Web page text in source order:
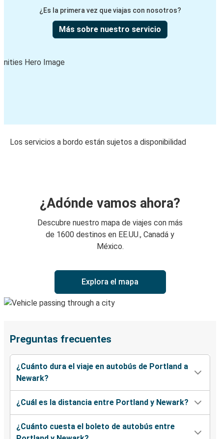
¿Es la primera vez que viajas con nosotros?
Más sobre nuestro servicio
Los servicios a bordo están sujetos a disponibilidad
¿Adónde vamos ahora?
Descubre nuestro mapa de viajes con más
de 1600 destinos en EE.UU., Canadá y
México.
Explora el mapa
Preguntas frecuentes
¿Cuánto dura el viaje en autobús de Portland a
Newark?
¿Cuál es la distancia entre Portland y Newark?
¿Cuánto cuesta el boleto de autobús entre